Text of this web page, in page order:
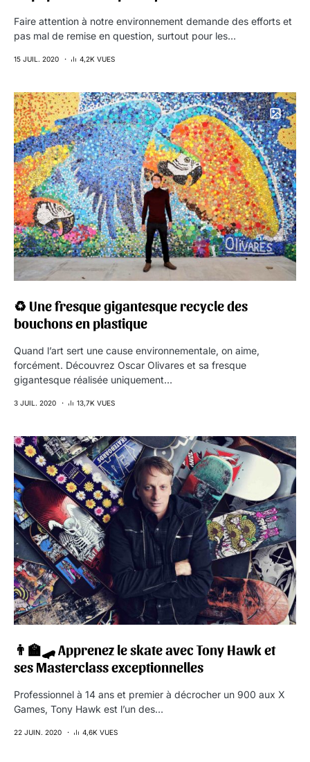
Faire attention à notre environnement demande des efforts et
pas mal de remise en question, surtout pour les…
15 JUIL. 2020 4,2K VUES
♻︎ Une fresque gigantesque recycle des
bouchons en plastique
Quand l’art sert une cause environnementale, on aime,
forcément. Découvrez Oscar Olivares et sa fresque
gigantesque réalisée uniquement…
3 JUIL. 2020 13,7K VUES
👨‍🏫🛹 Apprenez le skate avec Tony Hawk et
ses Masterclass exceptionnelles
Professionnel à 14 ans et premier à décrocher un 900 aux X
Games, Tony Hawk est l’un des…
22 JUIN. 2020 4,6K VUES